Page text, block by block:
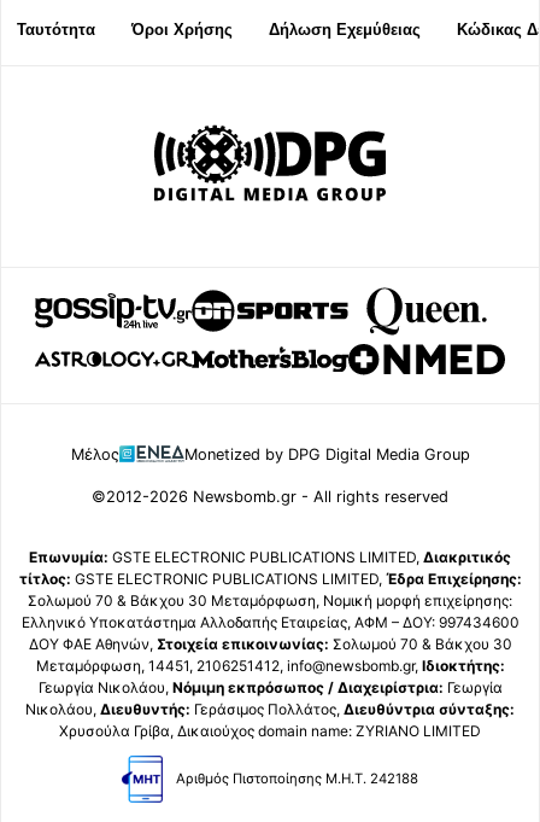
Ταυτότητα Όροι Χρήσης Δήλωση Εχεμύθειας Κώδικας
Μέλος Monetized by DPG Digital Media Group
©2012-2026 Newsbomb.gr - All rights reserved
Επωνυμία: GSTE ELECTRONIC PUBLICATIONS LIMITED, Διακριτικός
τίτλος: GSTE ELECTRONIC PUBLICATIONS LIMITED, Έδρα Επιχείρησης:
Σολωμού 70 & Βάκχου 30 Μεταμόρφωση, Νομική μορφή επιχείρησης:
Ελληνικό Υποκατάστημα Αλλοδαπής Εταιρείας, ΑΦΜ – ΔΟΥ: 997434600
ΔΟΥ ΦΑΕ Αθηνών, Στοιχεία επικοινωνίας: Σολωμού 70 & Βάκχου 30
Μεταμόρφωση, 14451, 2106251412, info@newsbomb.gr, Ιδιοκτήτης:
Γεωργία Νικολάου, Νόμιμη εκπρόσωπος / Διαχειρίστρια: Γεωργία
Νικολάου, Διευθυντής: Γεράσιμος Πολλάτος, Διευθύντρια σύνταξης:
Χρυσούλα Γρίβα, Δικαιούχος domain name: ZYRIANO LIMITED
Αριθμός Πιστοποίησης Μ.Η.Τ. 242188